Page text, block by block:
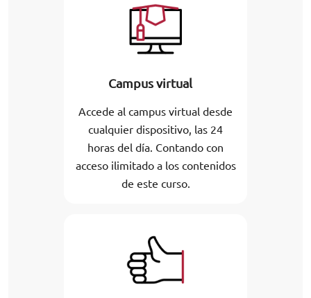
Campus virtual
Accede al campus virtual desde
cualquier dispositivo, las 24
horas del día. Contando con
acceso ilimitado a los contenidos
de este curso.